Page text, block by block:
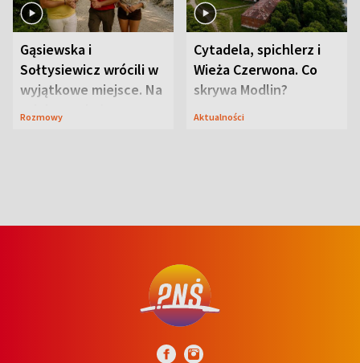
Gąsiewska i
Sołtysiewicz wrócili w
wyjątkowe miejsce. Na
szlaku czekał
Rozmowy
Cytadela, spichlerz i
Wieża Czerwona. Co
skrywa Modlin?
Aktualności